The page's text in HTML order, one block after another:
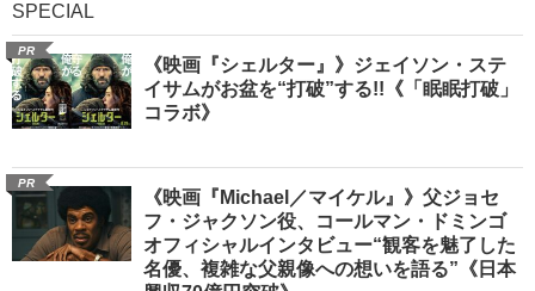
SPECIAL
PR
《映画『シェルター』》ジェイソン・ステ
イサムがお盆を“打破”する!!《「眠眠打破」
コラボ》
PR
《映画『Michael／マイケル』》父ジョセ
フ・ジャクソン役、コールマン・ドミンゴ
オフィシャルインタビュー“観客を魅了した
名優、複雑な父親像への想いを語る”《日本